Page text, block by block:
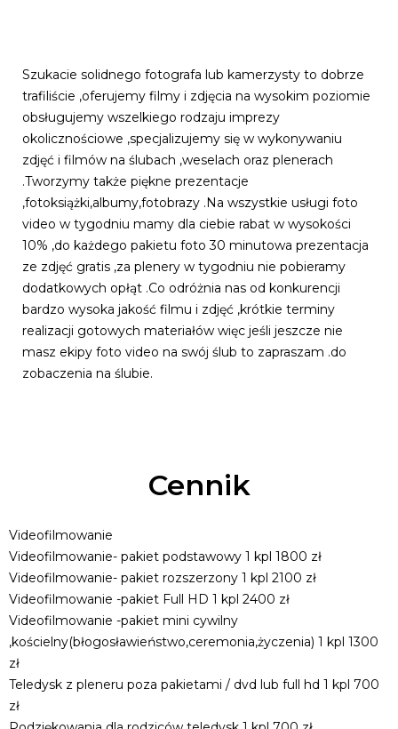
Szukacie solidnego fotografa lub kamerzysty to dobrze
trafiliście ,oferujemy filmy i zdjęcia na wysokim poziomie
obsługujemy wszelkiego rodzaju imprezy
okolicznościowe ,specjalizujemy się w wykonywaniu
zdjęć i filmów na ślubach ,weselach oraz plenerach
.Tworzymy także piękne prezentacje
,fotoksiążki,albumy,fotobrazy .Na wszystkie usługi foto
video w tygodniu mamy dla ciebie rabat w wysokości
10% ,do każdego pakietu foto 30 minutowa prezentacja
ze zdjęć gratis ,za plenery w tygodniu nie pobieramy
dodatkowych opłąt .Co odróżnia nas od konkurencji
bardzo wysoka jakość filmu i zdjęć ,krótkie terminy
realizacji gotowych materiałów więc jeśli jeszcze nie
masz ekipy foto video na swój ślub to zapraszam .do
zobaczenia na ślubie.
Cennik
Videofilmowanie
Videofilmowanie- pakiet podstawowy 1 kpl 1800 zł
Videofilmowanie- pakiet rozszerzony 1 kpl 2100 zł
Videofilmowanie -pakiet Full HD 1 kpl 2400 zł
Videofilmowanie -pakiet mini cywilny
,kościelny(błogosławieństwo,ceremonia,życzenia) 1 kpl 1300
zł
Teledysk z pleneru poza pakietami / dvd lub full hd 1 kpl 700
zł